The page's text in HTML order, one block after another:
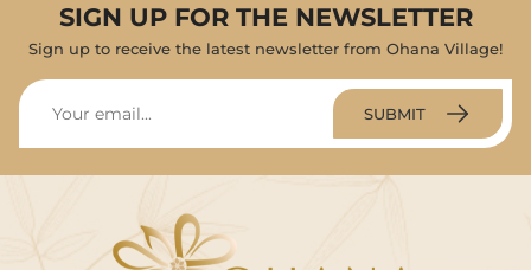
SIGN UP FOR THE NEWSLETTER
Sign up to receive the latest newsletter from Ohana Village!
SUBMIT